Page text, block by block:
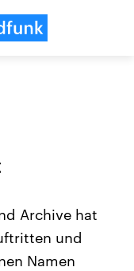
Archive hat
und
Namen